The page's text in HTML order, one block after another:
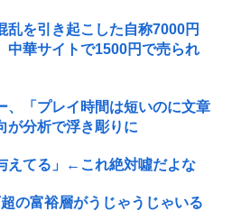
乱を引き起こした自称7000円
中華サイトで1500円で売られ
、「プレイ時間は短いのに文章
が分析で浮き彫りに
えてる」←これ絶対噓だよな
の富裕層がうじゃうじゃいる